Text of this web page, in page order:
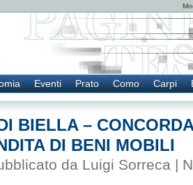
Eventi Prato Como Carpi
BIELLA –
DI BENI MOBILI
da Luigi Sorreca |